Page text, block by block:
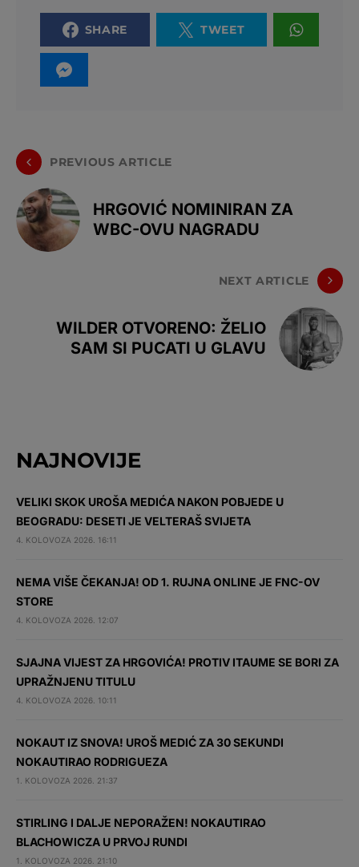
SHARE TWEET
PREVIOUS ARTICLE
HRGOVIĆ NOMINIRAN ZA
WBC-OVU NAGRADU
NEXT ARTICLE
WILDER OTVORENO: ŽELIO
SAM SI PUCATI U GLAVU
NAJNOVIJE
VELIKI SKOK UROŠA MEDIĆA NAKON POBJEDE U
BEOGRADU: DESETI JE VELTERAŠ SVIJETA
4. KOLOVOZA 2026. 16:11
NEMA VIŠE ČEKANJA! OD 1. RUJNA ONLINE JE FNC-OV
STORE
4. KOLOVOZA 2026. 12:07
SJAJNA VIJEST ZA HRGOVIĆA! PROTIV ITAUME SE BORI ZA
UPRAŽNJENU TITULU
4. KOLOVOZA 2026. 10:11
NOKAUT IZ SNOVA! UROŠ MEDIĆ ZA 30 SEKUNDI
NOKAUTIRAO RODRIGUEZA
1. KOLOVOZA 2026. 21:37
STIRLING I DALJE NEPORAŽEN! NOKAUTIRAO
BLACHOWICZA U PRVOJ RUNDI
1. KOLOVOZA 2026. 21:10